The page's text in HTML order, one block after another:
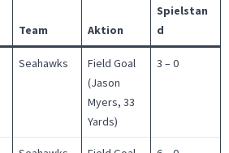
Team Aktion
Spielstan
d
Seahawks
Field Goal
(Jason
Myers, 33
Yards)
3 – 0